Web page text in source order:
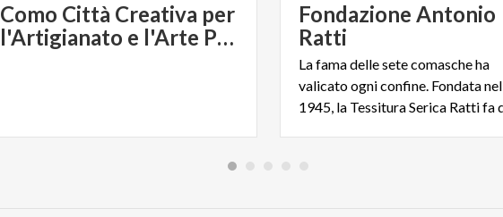
Como Città Creativa per
l'Artigianato e l'Arte Popolare
Fondazione Antonio
Ratti
La fama delle sete comasche ha
valicato ogni confine. Fondata nel